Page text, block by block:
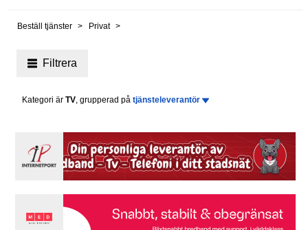
Beställ tjänster Privat
Filtrera
Kategori är TV , grupperad på tjänsteleverantör